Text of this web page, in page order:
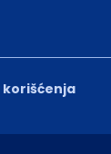
korišćenja